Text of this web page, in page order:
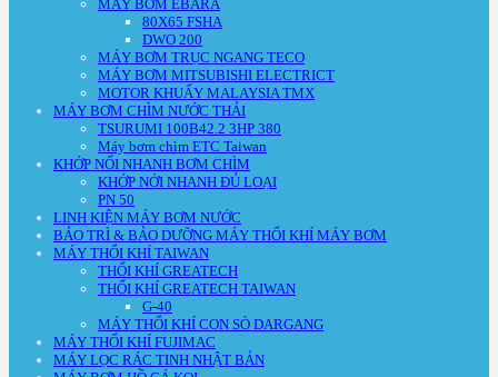
MÁY BƠM EBARA
80X65 FSHA
DWO 200
MÁY BƠM TRỤC NGANG TECO
MÁY BƠM MITSUBISHI ELECTRICT
MOTOR KHUẤY MALAYSIA TMX
MÁY BƠM CHÌM NƯỚC THẢI
TSURUMI 100B42.2 3HP 380
Máy bơm chìm ETC Taiwan
KHỚP NỐI NHANH BƠM CHÌM
KHỚP NỚI NHANH ĐỦ LOẠI
PN 50
LINH KIỆN MÁY BƠM NƯỚC
BẢO TRÌ & BẢO DƯỠNG MÁY THỔI KHÍ MÁY BƠM
MÁY THỔI KHÍ TAIWAN
THỔI KHÍ GREATECH
THỔI KHÍ GREATECH TAIWAN
G-40
MÁY THỔI KHÍ CON SÒ DARGANG
MÁY THỔI KHÍ FUJIMAC
MÁY LỌC RÁC TINH NHẬT BẢN